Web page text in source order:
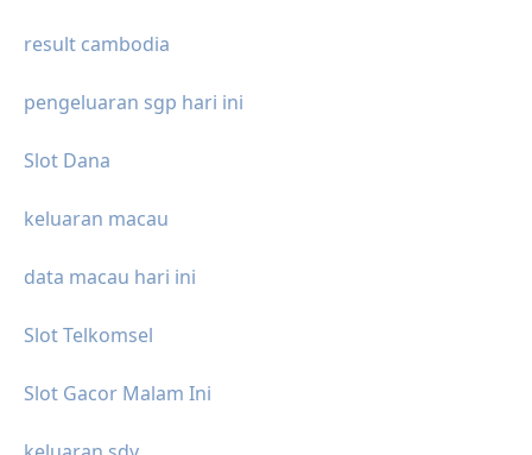
result cambodia
pengeluaran sgp hari ini
Slot Dana
keluaran macau
data macau hari ini
Slot Telkomsel
Slot Gacor Malam Ini